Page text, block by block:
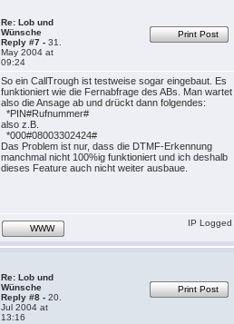
Re: Lob und
Wünsche
Reply #7 - 31.
May 2004 at
09:24
Print Post
So ein CallTrough ist testweise sogar eingebaut. Es
funktioniert wie die Fernabfrage des ABs. Man wartet
also die Ansage ab und drückt dann folgendes:
*PIN#Rufnummer#
also z.B.
*000#08003302424#
Das Problem ist nur, dass die DTMF-Erkennung
manchmal nicht 100%ig funktioniert und ich deshalb
dieses Feature auch nicht weiter ausbaue.
WWW
IP Logged
Re: Lob und
Wünsche
Reply #8 - 20.
Jul 2004 at
13:16
Print Post